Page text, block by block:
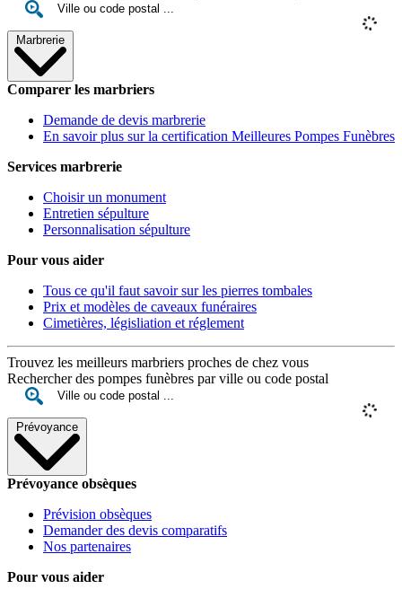
Marbrerie
Comparer les marbriers
Demande de devis marbrerie
En savoir plus sur la certification Meilleures Pompes Funèbres
Services marbrerie
Choisir un monument
Entretien sépulture
Personnalisation sépulture
Pour vous aider
Tous ce qu'il faut savoir sur les pierres tombales
Prix et modèles de caveaux funéraires
Cimetières, législiation et réglement
Trouvez les meilleurs marbriers proches de chez vous
Rechercher des pompes funèbres par ville ou code postal
Prévoyance
Prévoyance obsèques
Prévision obsèques
Demander des devis comparatifs
Nos partenaires
Pour vous aider